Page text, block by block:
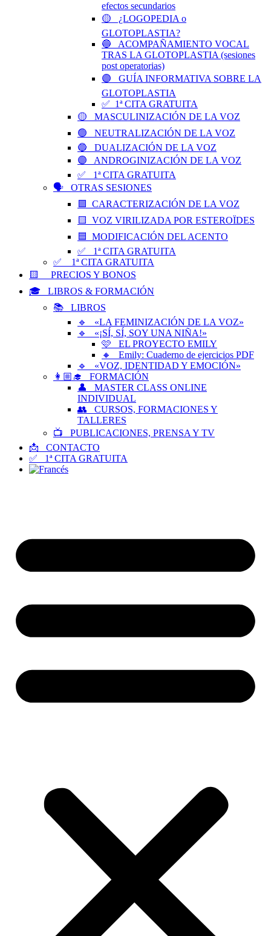
efectos secundarios
🟡 ¿LOGOPEDIA o
GLOTOPLASTIA?
🔵 ACOMPAÑAMIENTO VOCAL
TRAS LA GLOTOPLASTIA (sesiones
post operatorias)
🟣 GUÍA INFORMATIVA SOBRE LA
GLOTOPLASTIA
✅ 1ª CITA GRATUITA
🟡 MASCULINIZACIÓN DE LA VOZ
🟢 NEUTRALIZACIÓN DE LA VOZ
🔵 DUALIZACIÓN DE LA VOZ
🟣 ANDROGINIZACIÓN DE LA VOZ
✅ 1ª CITA GRATUITA
🗣️ OTRAS SESIONES
🟪 CARACTERIZACIÓN DE LA VOZ
🟨 VOZ VIRILIZADA POR ESTEROÏDES
🟦 MODIFICACIÓN DEL ACENTO
✅ 1ª CITA GRATUITA
✅ 1ª CITA GRATUITA
🟨 PRECIOS Y BONOS
🎓 LIBROS & FORMACIÓN
📚 LIBROS
🔹 «LA FEMINIZACIÓN DE LA VOZ»
🔹 «¡SÍ, SÍ, SOY UNA NIÑA!»
🩷 EL PROYECTO EMILY
🔸 Emily: Cuaderno de ejercicios PDF
🔹 «VOZ, IDENTIDAD Y EMOCIÓN»
👩🏼‍🎓 FORMACIÓN
👤 MASTER CLASS ONLINE
INDIVIDUAL
👥 CURSOS, FORMACIONES Y
TALLERES
📺 PUBLICACIONES, PRENSA Y TV
📩 CONTACTO
✅ 1ª CITA GRATUITA